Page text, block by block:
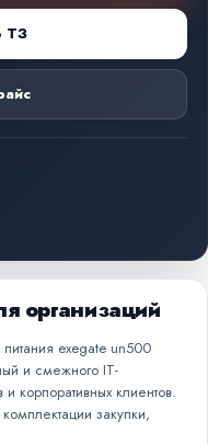
ТЗ
организаций
exegate un500
и смежного IT-
корпоративных клиентов.
закупки,